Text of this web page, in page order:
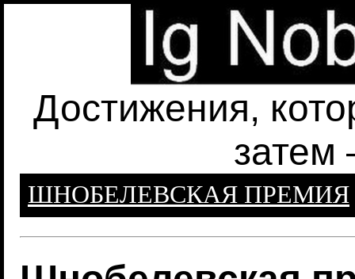
Достижения,
затем
ШНОБЕЛЕВСКАЯ ПРЕМИЯ